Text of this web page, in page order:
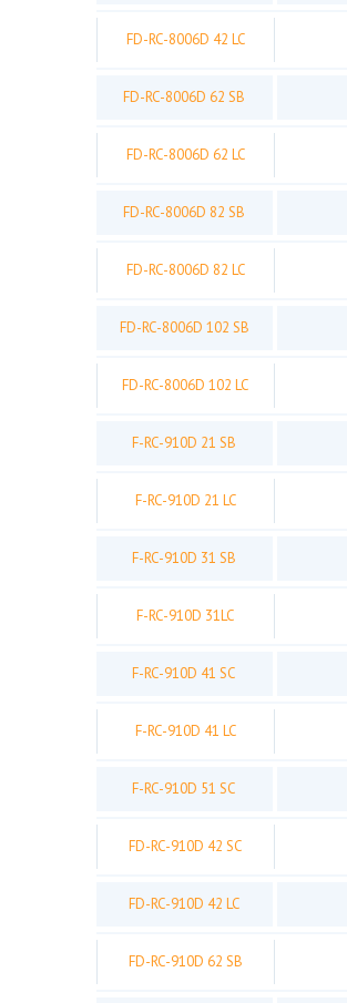
FD-RC-8006D 42 LC
FD-RC-8006D 62 SB
FD-RC-8006D 62 LC
FD-RC-8006D 82 SB
FD-RC-8006D 82 LC
FD-RC-8006D 102 SB
FD-RC-8006D 102 LC
F-RC-910D 21 SB
F-RC-910D 21 LC
F-RC-910D 31 SB
F-RC-910D 31LC
F-RC-910D 41 SC
F-RC-910D 41 LC
F-RC-910D 51 SC
FD-RC-910D 42 SC
FD-RC-910D 42 LC
FD-RC-910D 62 SB